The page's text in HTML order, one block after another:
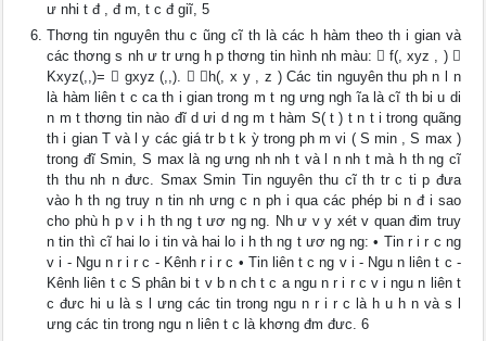
ư nhi t đ , đ m, t c đ giĩ, 5
Thơng tin nguyên thu c ũng cĩ th là các h hàm theo th i gian và
các thơng s nh ư tr ưng h p thơng tin hình nh màu:  f(, xyz , ) 
Kxyz(,,)=  gxyz (,,).  h(, x y , z ) Các tin nguyên thu ph n l n
là hàm liên t c ca th i gian trong m t ng ưng ngh ĩa là cĩ th bi u di
n m t thơng tin nào đĩ d ưi d ng m t hàm S( t ) t n t i trong quãng
th i gian T và l y các giá tr b t k ỳ trong ph m vi ( S min , S max )
trong đĩ Smin, S max là ng ưng nh nh t và l n nh t mà h th ng cĩ
th thu nh n đưc. Smax Smin Tin nguyên thu cĩ th tr c ti p đưa
vào h th ng truy n tin nh ưng c n ph i qua các phép bi n đ i sao
cho phù h p v i h th ng t ươ ng ng. Nh ư v y xét v quan đim truy
n tin thì cĩ hai lo i tin và hai lo i h th ng t ươ ng ng: • Tin r i r c ng
v i - Ngu n r i r c - Kênh r i r c • Tin liên t c ng v i - Ngu n liên t c -
Kênh liên t c S phân bi t v b n ch t c a ngu n r i r c v i ngu n liên t
c đưc hi u là s l ưng các tin trong ngu n r i r c là h u h n và s l
ưng các tin trong ngu n liên t c là khơng đm đưc. 6